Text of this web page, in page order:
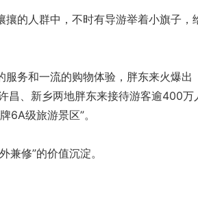
人群中，不时有导游举着小旗子，
务和一流的购物体验，胖东来火爆出
昌、新乡两地胖东来接待游客逾400万
6A级旅游景区”。
修”的价值沉淀。